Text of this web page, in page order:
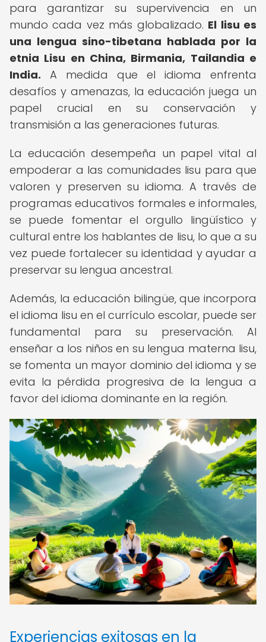
para garantizar su supervivencia en un
mundo cada vez más globalizado. El lisu es
una lengua sino-tibetana hablada por la
etnia Lisu en China, Birmania, Tailandia e
India. A medida que el idioma enfrenta
desafíos y amenazas, la educación juega un
papel crucial en su conservación y
transmisión a las generaciones futuras.
La educación desempeña un papel vital al
empoderar a las comunidades lisu para que
valoren y preserven su idioma. A través de
programas educativos formales e informales,
se puede fomentar el orgullo lingüístico y
cultural entre los hablantes de lisu, lo que a su
vez puede fortalecer su identidad y ayudar a
preservar su lengua ancestral.
Además, la educación bilingüe, que incorpora
el idioma lisu en el currículo escolar, puede ser
fundamental para su preservación. Al
enseñar a los niños en su lengua materna lisu,
se fomenta un mayor dominio del idioma y se
evita la pérdida progresiva de la lengua a
favor del idioma dominante en la región.
Experiencias exitosas en la